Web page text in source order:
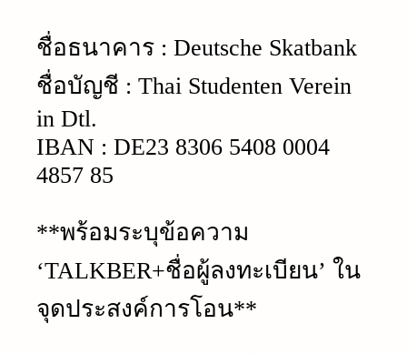
ชื่อธนาคาร: Deutsche Skatbank
ชื่อบัญชี : Thai Studenten Verein
in Dtl.
IBAN : DE23 8306 5408 0004
4857 85
**พร้อมระบุข้อความ
‘TALKBER+ชื่อผู้ลงทะเบียน’ ใน
จุดประสงค์การโอน**